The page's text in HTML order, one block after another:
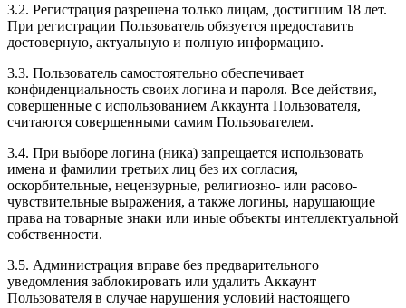
3.2. Регистрация разрешена только лицам, достигшим 18 лет.
При регистрации Пользователь обязуется предоставить
достоверную, актуальную и полную информацию.
3.3. Пользователь самостоятельно обеспечивает
конфиденциальность своих логина и пароля. Все действия,
совершенные с использованием Аккаунта Пользователя,
считаются совершенными самим Пользователем.
3.4. При выборе логина (ника) запрещается использовать
имена и фамилии третьих лиц без их согласия,
оскорбительные, нецензурные, религиозно- или расово-
чувствительные выражения, а также логины, нарушающие
права на товарные знаки или иные объекты интеллектуальной
собственности.
3.5. Администрация вправе без предварительного
уведомления заблокировать или удалить Аккаунт
Пользователя в случае нарушения условий настоящего